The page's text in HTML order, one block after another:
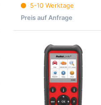
5-10 Werktage
Preis auf Anfrage